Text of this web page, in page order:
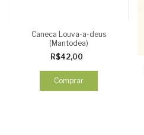
Caneca Louva-a-deus
(Mantodea)
R$42,00
Comprar